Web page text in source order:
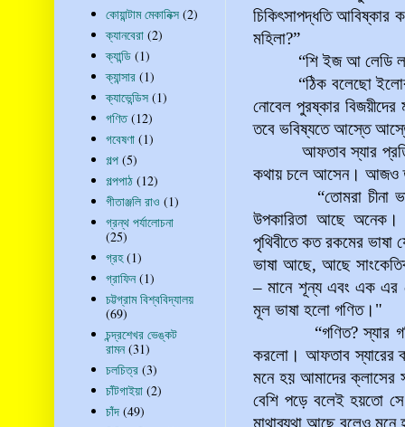
চিকিৎসাপদ্ধতি আবিষ্কার
মহিলা?”
“শি ইজ আ লেডি
“ঠিক বলেছো ইলোরা
নোবেল পুরষ্কার
তবে ভবিষ্যতে আস্তে
আফতাব স্যার
কথায় চলে আসেন। আজও
“তোমরা চীনা ভাষা
উপকারিতা আছে অনেক।
পৃথিবীতে কত রকমের
ভাষা আছে, আছে
– মানে শূন্য এবংএক এর
মূল ভাষা হলো গণিত।"
“গণিত? স্যার গণিত
করলো। আফতাব স্যারের
মনে হয় আমাদের ক্লাসের
বেশি পড়ে বলেই হয়তো সে
কোয়ান্টাম মেকানিক্স (2)
ক্যানবেরা (2)
ক্যান্ডি (1)
ক্যান্সার (1)
ক্যাভেন্ডিস (1)
গণিত (12)
গবেষণা (1)
গল্প (5)
গল্পপাঠ (12)
গীতাঞ্জলি রাও (1)
গ্রন্থ পর্যালোচনা
(25)
গ্রহ (1)
গ্রাফিন (1)
চট্টগ্রাম বিশ্ববিদ্যালয়
(69)
চন্দ্রশেখর ভেঙ্কট
রামন (31)
চলচিত্র (3)
চাঁটগাইয়া (2)
চাঁদ (49)